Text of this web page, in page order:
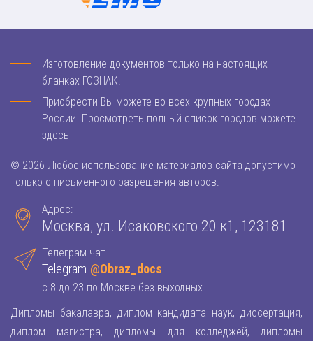
Изготовление документов только на настоящих
бланках ГОЗНАК.
Приобрести Вы можете во всех крупных городах
России. Просмотреть полный список городов можете
здесь
© 2026 Любое использование материалов сайта допустимо
только с письменного разрешения авторов.
Адрес:
Москва, ул. Исаковского 20 к1, 123181
Телеграм чат
Telegram @Obraz_docs
с 8 до 23 по Москве без выходных
Дипломы бакалавра, диплом кандидата наук, диссертация,
диплом магистра, дипломы для колледжей, дипломы